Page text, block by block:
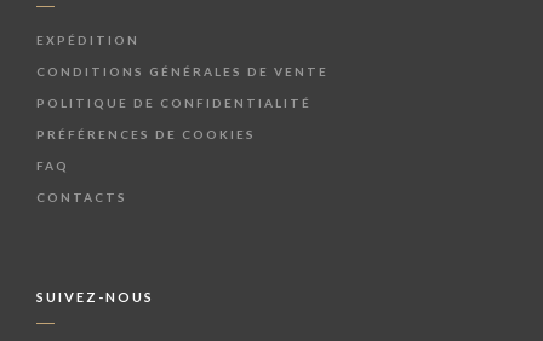
EXPÉDITION
CONDITIONS GÉNÉRALES DE VENTE
POLITIQUE DE CONFIDENTIALITÉ
PRÉFÉRENCES DE COOKIES
FAQ
CONTACTS
SUIVEZ-NOUS